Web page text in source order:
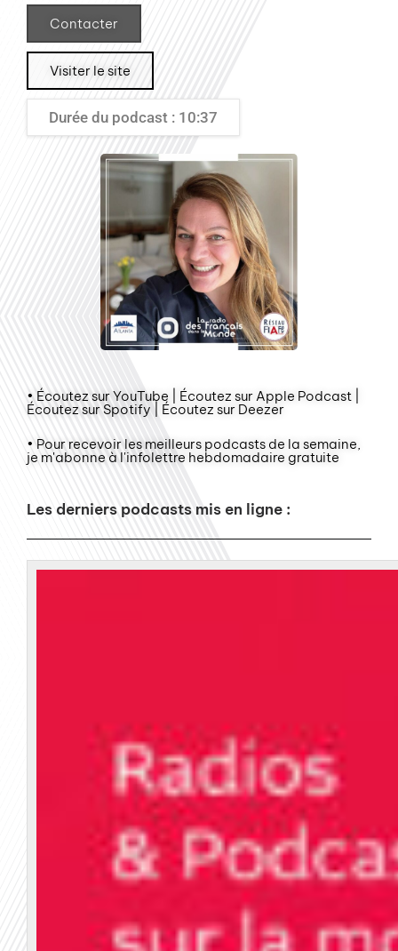
Contacter
Visiter le site
Durée du podcast : 10:37
• Écoutez sur YouTube | Écoutez sur Apple Podcast |
Écoutez sur Spotify | Écoutez sur Deezer
• Pour recevoir les meilleurs podcasts de la semaine,
je m'abonne à l'infolettre hebdomadaire gratuite
Les derniers podcasts mis en ligne :